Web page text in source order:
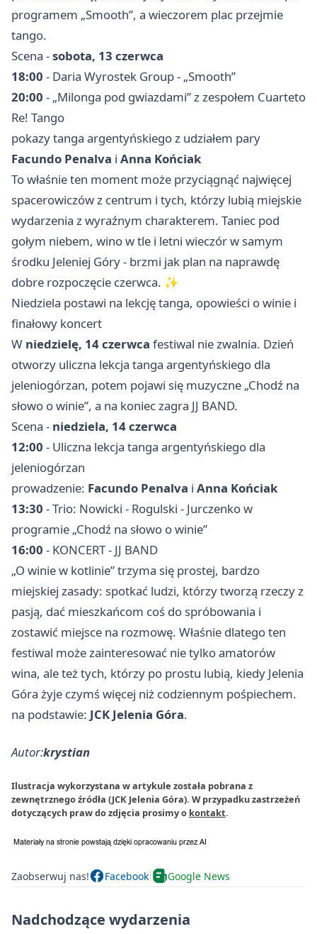
programem „Smooth”, a wieczorem plac przejmie
tango.
Scena -sobota, 13 czerwca
18:00 - Daria Wyrostek Group - „Smooth”
20:00 - „Milonga pod gwiazdami” z zespołem Cuarteto
Re! Tango
pokazy tanga argentyńskiego z udziałem pary
Facundo Penalva i Anna Końciak
To właśnie ten moment może przyciągnąć najwięcej
spacerowiczów z centrum i tych, którzy lubią miejskie
wydarzenia z wyraźnym charakterem. Taniec pod
gołym niebem, wino w tle i letni wieczór w samym
środku Jeleniej Góry - brzmi jak plan na naprawdę
dobre rozpoczęcie czerwca. ✨
Niedziela postawi na lekcję tanga, opowieści o winie i
finałowy koncert
W niedzielę, 14 czerwca festiwal nie zwalnia. Dzień
otworzy uliczna lekcja tanga argentyńskiego dla
jeleniogórzan, potem pojawi się muzyczne „Chodź na
słowo o winie”, a na koniec zagra JJ BAND.
Scena - niedziela, 14 czerwca
12:00 - Uliczna lekcja tanga argentyńskiego dla
jeleniogórzan
prowadzenie: Facundo Penalva i Anna Końciak
13:30 - Trio: Nowicki - Rogulski - Jurczenko w
programie „Chodź na słowo o winie”
16:00 - KONCERT - JJ BAND
„O winie w kotlinie” trzyma się prostej, bardzo
miejskiej zasady: spotkać ludzi, którzy tworzą rzeczy z
pasją, dać mieszkańcom coś do spróbowania i
zostawić miejsce na rozmowę. Właśnie dlatego ten
festiwal może zainteresować nie tylko amatorów
wina, ale też tych, którzy po prostu lubią, kiedy Jelenia
Góra żyje czymś więcej niż codziennym pośpiechem.
na podstawie: JCK Jelenia Góra.
Autor:krystian
Ilustracja wykorzystana w artykule została pobrana z
zewnętrznego źródła (JCK Jelenia Góra). W przypadku zastrzeżeń
dotyczących praw do zdjęcia prosimy o kontakt.
Zaobserwuj nas! Facebook Google News
Nadchodzące wydarzenia